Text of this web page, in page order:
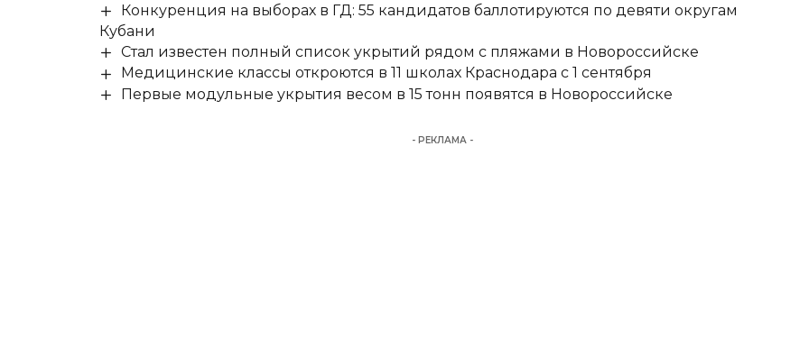
Конкуренция на выборах в ГД: 55 кандидатов баллотируются по девяти округам
Кубани
Стал известен полный список укрытий рядом с пляжами в Новороссийске
Медицинские классы откроются в 11 школах Краснодара с 1 сентября
Первые модульные укрытия весом в 15 тонн появятся в Новороссийске
- РЕКЛАМА -